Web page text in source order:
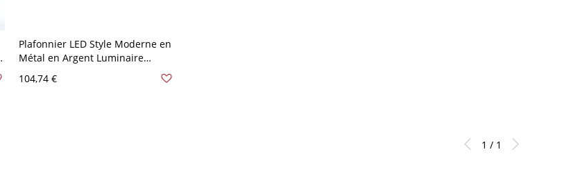
Plafonnier LED Style Moderne en
Métal en Argent Luminaire
Affleurant en Forme de Tambour
- Argent 110 V-120 V 26,67 cm
104,74 €
1 / 1